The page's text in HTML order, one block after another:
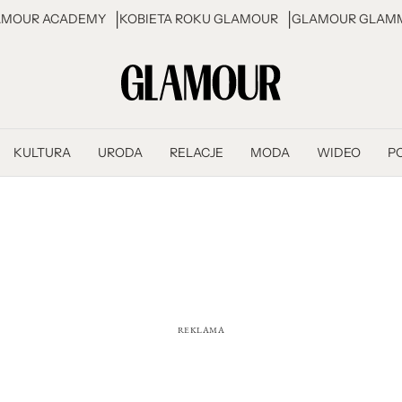
ACADEMY KOBIETA ROKU GLAMOUR GLAMOUR
KULTURA URODA RELACJE MODA WIDEO